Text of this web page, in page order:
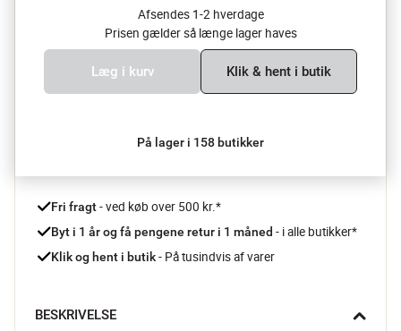
Afsendes 1-2 hverdage
Prisen gælder så længe lager haves
Læg i kurv Klik & hent i butik
På lager i 158 butikker
Fri fragt - ved køb over 500 kr.*
Byt i 1 år og få pengene retur i 1 måned - i alle butikker*
Klik og hent i butik - På tusindvis af varer
BESKRIVELSE